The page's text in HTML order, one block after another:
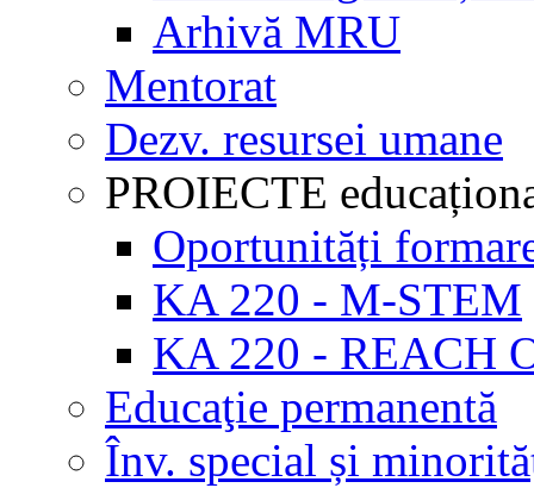
Arhivă MRU
Mentorat
Dezv. resursei umane
PROIECTE
Oportunități
KA 220 - M-STEM
KA 220 - REACH
Educaţie permanentă
Înv. special și